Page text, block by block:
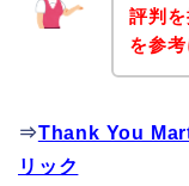
評判
を参
⇒Thank You
リック